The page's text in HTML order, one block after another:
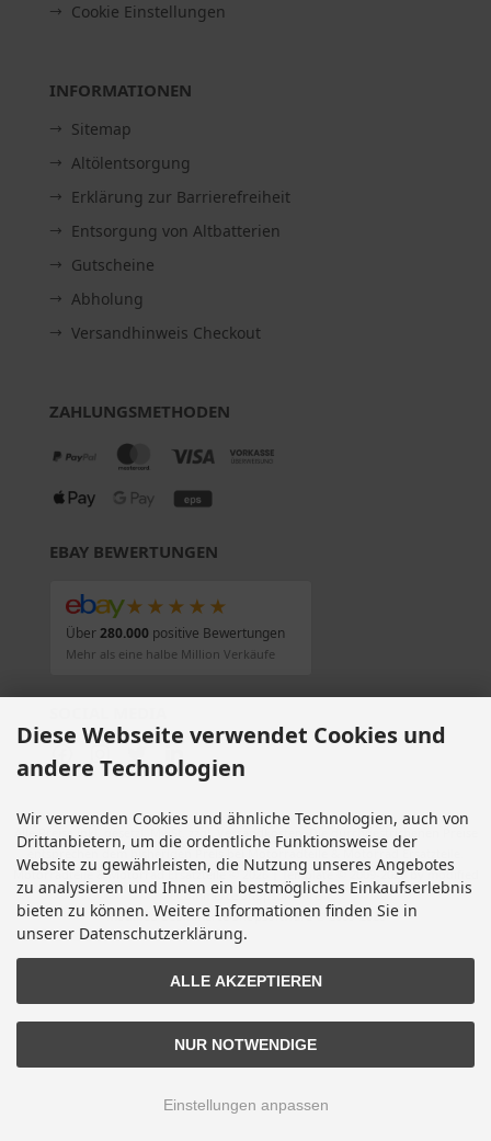
Cookie Einstellungen
INFORMATIONEN
Sitemap
Altölentsorgung
Erklärung zur Barrierefreiheit
Entsorgung von Altbatterien
Gutscheine
Abholung
Versandhinweis Checkout
ZAHLUNGSMETHODEN
EBAY BEWERTUNGEN
★★★★★
Über280.000positive Bewertungen
Mehr als eine halbe Million Verkäufe
Alle Preise inkl. gesetzl. MwSt. zzgl. Versandkosten . Die durchgestrichenen Preise
entsprechen dem bisherigen Preis bei Motorradteile & Motorrad Ersatzteile.
Motorradteile & Motorrad Ersatzteile © 2026 | Template © 2009-2026 by modified
eCommerce Shopsoftware
modified eCommerce Shopsoftware © 2009-2026
Diese Webseite verwendet Cookies und
andere Technologien
Wir verwenden Cookies und ähnliche Technologien, auch von
Drittanbietern, um die ordentliche Funktionsweise der
Website zu gewährleisten, die Nutzung unseres Angebotes
zu analysieren und Ihnen ein bestmögliches Einkaufserlebnis
bieten zu können. Weitere Informationen finden Sie in
unserer Datenschutzerklärung.
ALLE AKZEPTIEREN
NUR NOTWENDIGE
Einstellungen anpassen